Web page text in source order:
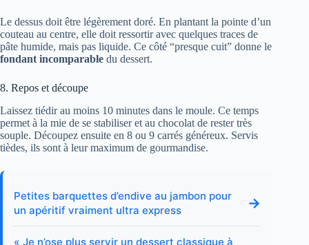
Le dessus doit être légèrement doré. En plantant la pointe d’un
couteau au centre, elle doit ressortir avec quelques traces de
pâte humide, mais pas liquide. Ce côté “presque cuit” donne le
fondant incomparable du dessert.
8. Repos et découpe
Laissez tiédir au moins 10 minutes dans le moule. Ce temps
permet à la mie de se stabiliser et au chocolat de rester très
souple. Découpez ensuite en 8 ou 9 carrés généreux. Servis
tièdes, ils sont à leur maximum de gourmandise.
Petites barquettes d’endive au jambon pour
un apéritif vraiment ultra express
→
« Je n’ose plus servir un dessert classique à